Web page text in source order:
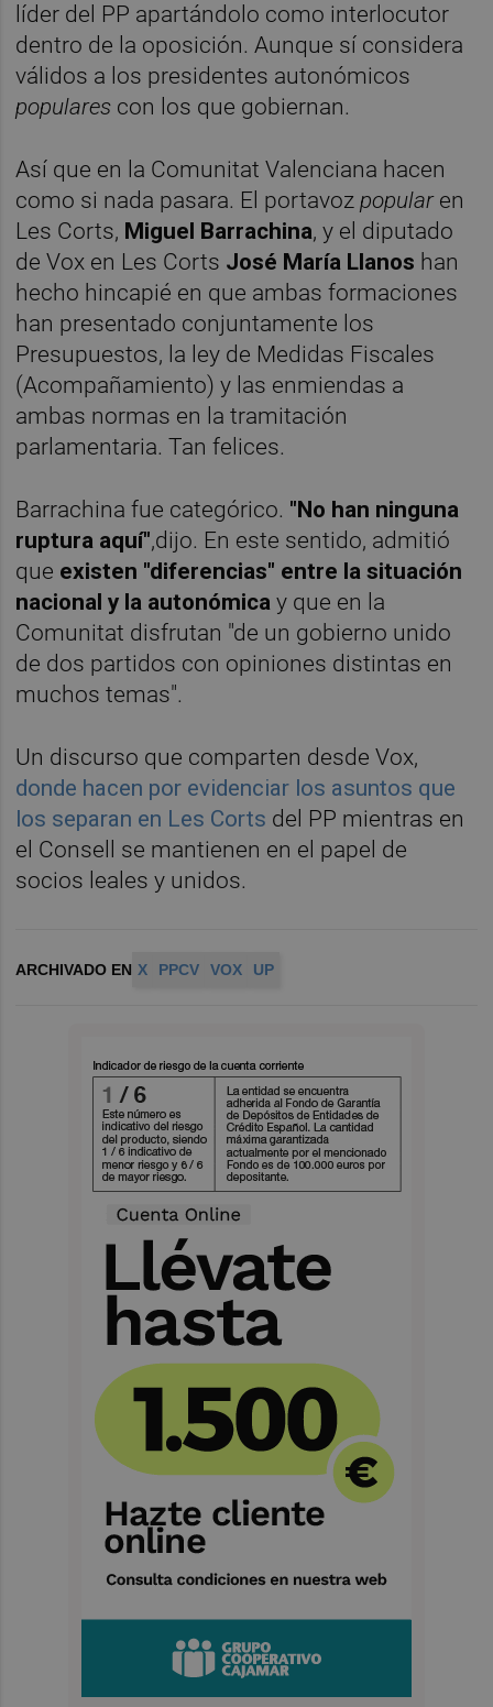
líder del PP apartándolo como interlocutor
dentro de la oposición. Aunque sí considera
válidos a los presidentes autonómicos
populares con los que gobiernan.
Así que en la Comunitat Valenciana hacen
como si nada pasara. El portavozpopularen
Les Corts, Miguel Barrachina, y el diputado
de Vox en Les Corts José María Llanos han
hecho hincapié en que ambas formaciones
han presentado conjuntamente los
Presupuestos, la ley de Medidas Fiscales
(Acompañamiento) y las enmiendas a
ambas normas en la tramitación
parlamentaria. Tan felices.
Barrachina fue categórico. "No han ninguna
ruptura aquí",dijo. En este sentido, admitió
que existen "diferencias" entre la situación
nacional y la autonómica y que en la
Comunitat disfrutan "de un gobierno unido
de dos partidos con opiniones distintas en
muchos temas".
Un discurso que comparten desde Vox,
donde hacen por evidenciar los asuntos que
los separan en Les Corts del PP mientras en
el Consell se mantienen en el papel de
socios leales y unidos.
ARCHIVADO EN X PPCV VOX UP